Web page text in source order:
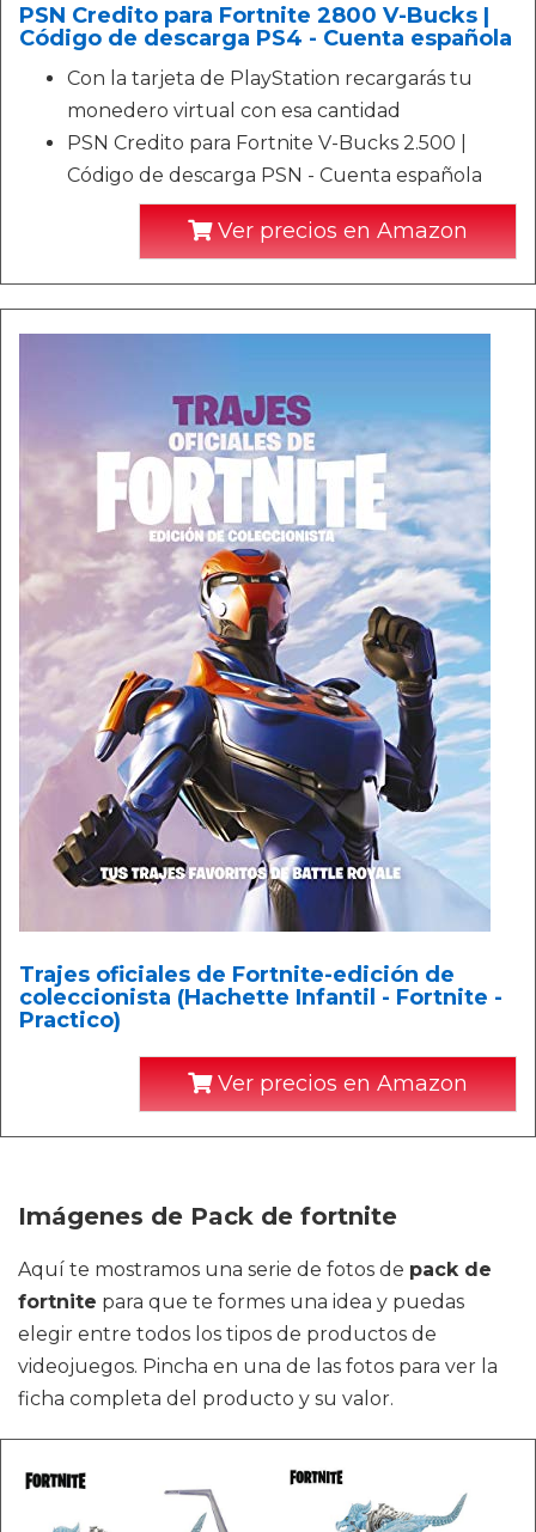
PSN Credito para Fortnite 2800 V-Bucks |
Código de descarga PS4 - Cuenta española
Con la tarjeta de PlayStation recargarás tu
monedero virtual con esa cantidad
PSN Credito para Fortnite V-Bucks 2.500 |
Código de descarga PSN - Cuenta española
Ver precios en Amazon
Trajes oficiales de Fortnite-edición de
coleccionista (Hachette Infantil - Fortnite -
Practico)
Ver precios en Amazon
Imágenes de Pack de fortnite
Aquí te mostramos una serie de fotos de pack de
fortnite para que te formes una idea y puedas
elegir entre todos los tipos de productos de
videojuegos. Pincha en una de las fotos para ver la
ficha completa del producto y su valor.